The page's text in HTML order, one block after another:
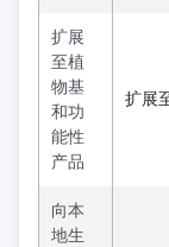
扩展
至植
物基
和功
能性
产品
扩展
向本
地生